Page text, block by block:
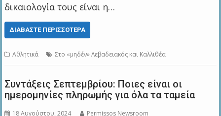
δικαιολογία τους είναι η…
ΔΙΑΒΆΣΤΕ ΠΕΡΙΣΣΌΤΕΡΑ
Αθλητικά Στο «μηδέν» Λεβαδειακός και Καλλιθέα
Συντάξεις Σεπτεμβρίου: Ποιες είναι οι
ημερομηνίες πληρωμής για όλα τα ταμεία
18 Αυγούστου, 2024 Permissos Newsroom